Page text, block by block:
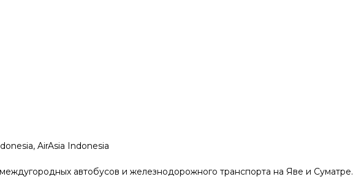
AirAsia Indonesia
автобусов и железнодорожного транспорта на Яве и Суматре.